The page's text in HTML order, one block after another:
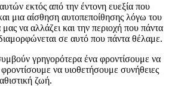
εκτός από την έντονη ευεξία που
μια αίσθηση αυτοπεποίθησης λόγω του
να αλλάζει και την περιοχή που πάντα
σε αυτό που πάντα θέλαμε.
γρηγορότερα ένα φροντίσουμε να
να υιοθετήσουμε συνήθειες
ζωή.